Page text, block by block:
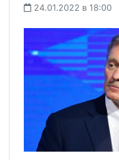
24.01.2022 в 18:00